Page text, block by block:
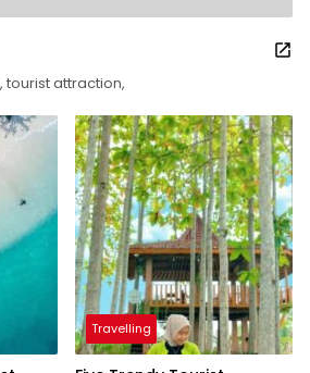
tourist attraction,
Travelling